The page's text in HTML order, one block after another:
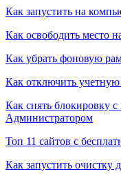
Как запустить на
Как освободить место
Как убрать фоновую
Как отключить учетную
Как снять блокировку
Администратором
Топ 11 сайтов с
Как запустить очистку